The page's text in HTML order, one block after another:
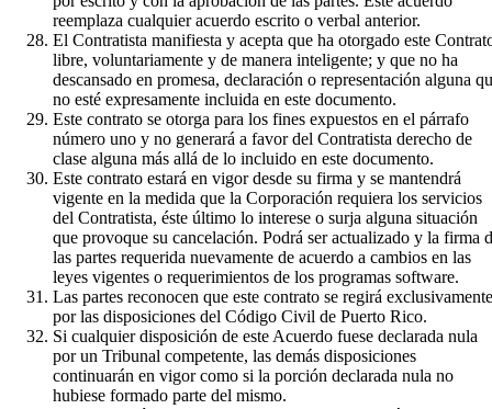
reemplaza cualquier acuerdo escrito o verbal anterior.
El Contratista manifiesta y acepta que ha otorgado este
libre, voluntariamente y de manera inteligente; y que no ha
descansado en promesa, declaración o representación alguna
no esté expresamente incluida en este documento.
Este contrato se otorga para los fines expuestos en el párrafo
número uno y no generará a favor del Contratista derecho de
clase alguna más allá de lo incluido en este documento.
Este contrato estará en vigor desde su firma y se mantendrá
vigente en la medida que la Corporación requiera los servicios
del Contratista, éste último lo interese o surja alguna situación
que provoque su cancelación. Podrá ser actualizado y la firma
las partes requerida nuevamente de acuerdo a cambios en las
leyes vigentes o requerimientos de los programas software.
Las partes reconocen que este contrato se regirá exclusivamente
por las disposiciones del Código Civil de Puerto Rico.
Si cualquier disposición de este Acuerdo fuese declarada nula
por un Tribunal competente, las demás disposiciones
continuarán en vigor como si la porción declarada nula no
hubiese formado parte del mismo.